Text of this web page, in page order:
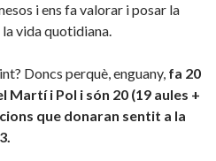
i ens fa valorar i posar la
vida quotidiana.
Doncs perquè, enguany, fa 20
Martí i Pol i són 20 (19 aules +
que donaran sentit a la